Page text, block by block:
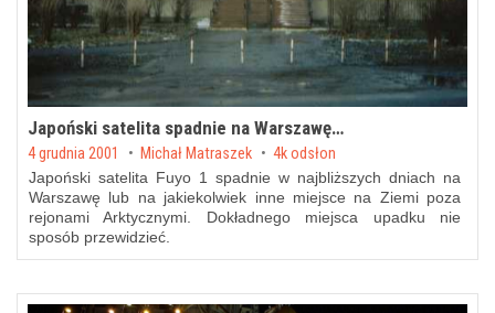
Japoński satelita spadnie na Warszawę…
Posted on
4 grudnia 2001 by Michał Matraszek 4k odsłon
Japoński satelita Fuyo 1 spadnie w najbliższych dniach na
Warszawę lub na jakiekolwiek inne miejsce na Ziemi poza
rejonami Arktycznymi. Dokładnego miejsca upadku nie
sposób przewidzieć.